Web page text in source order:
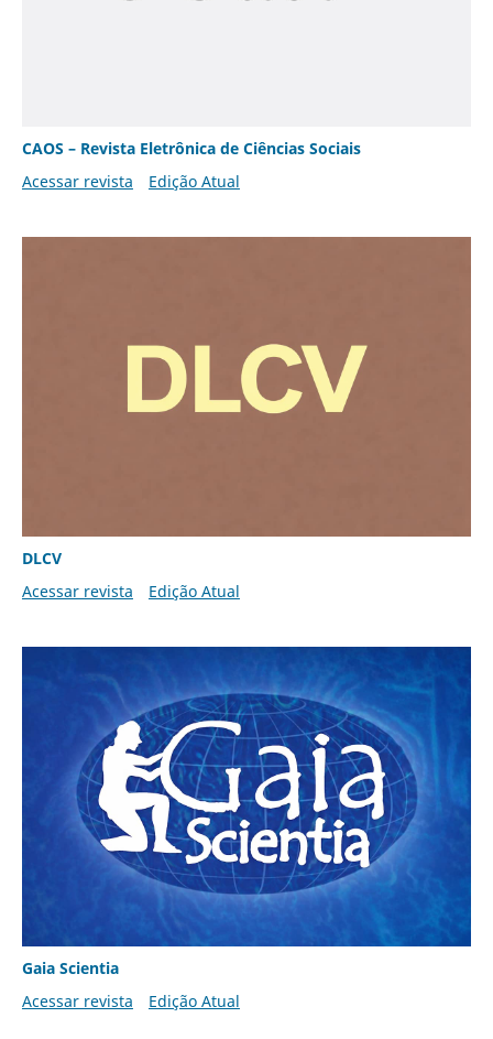
CAOS – Revista Eletrônica de Ciências Sociais
Acessar revista
Edição Atual
DLCV
Acessar revista
Edição Atual
Gaia Scientia
Acessar revista
Edição Atual